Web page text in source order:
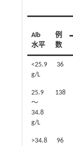
Alb
水平
例
数
<25.9
g/L
36
25.9
～
34.8
g/L
138
>34.8
96